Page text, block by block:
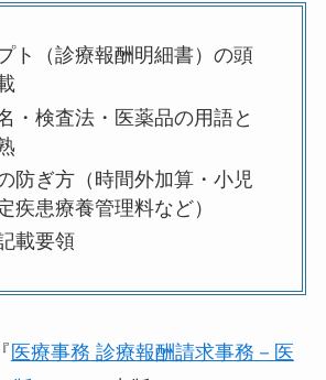
ト（診療報酬明細書）の頭
・検査法・医薬品の用語と
防ぎ方（時間外加算・小児
疾患療養管理料など）
載要領
医療事務 診療報酬請求事務－医